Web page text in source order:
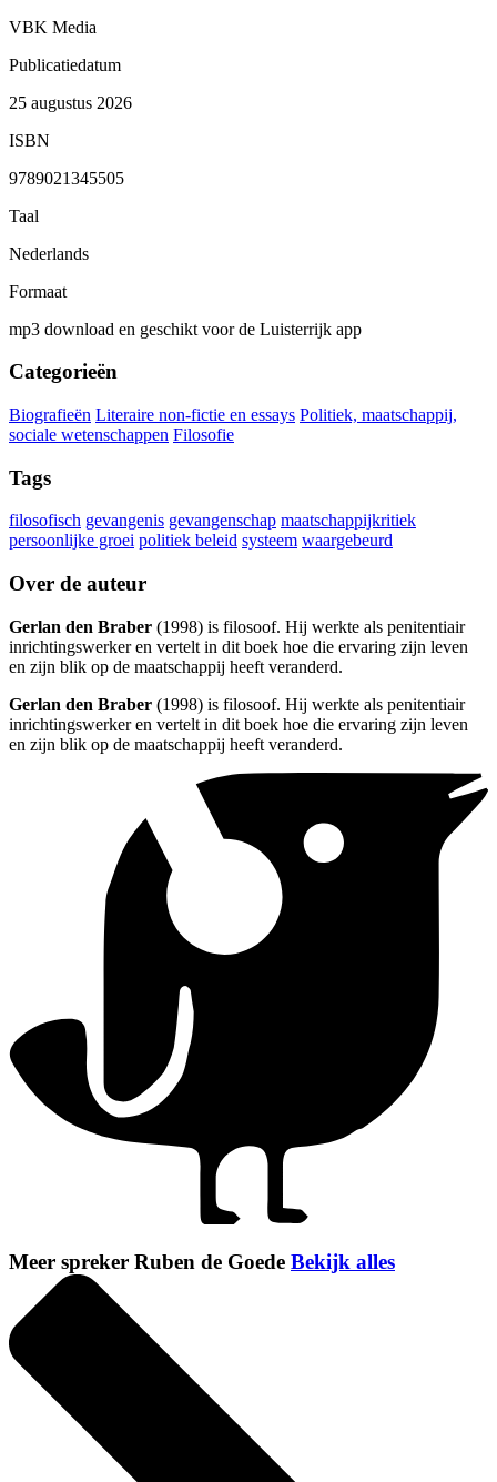
VBK Media
Publicatiedatum
25 augustus 2026
ISBN
9789021345505
Taal
Nederlands
Formaat
mp3 download en geschikt voor de Luisterrijk app
Categorieën
Biografieën Literaire non-fictie en essays Politiek, maatschappij,
sociale wetenschappen Filosofie
Tags
filosofisch gevangenis gevangenschap maatschappijkritiek
persoonlijke groei politiek beleid systeem waargebeurd
Over de auteur
Gerlan den Braber (1998) is filosoof. Hij werkte als penitentiair
inrichtingswerker en vertelt in dit boek hoe die ervaring zijn leven
en zijn blik op de maatschappij heeft veranderd.
Gerlan den Braber (1998) is filosoof. Hij werkte als penitentiair
inrichtingswerker en vertelt in dit boek hoe die ervaring zijn leven
en zijn blik op de maatschappij heeft veranderd.
Meer spreker Ruben de Goede Bekijk alles